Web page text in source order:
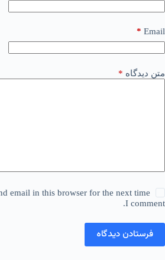
Email
*
متن دیدگاه *
email in this browser for the next time
I comment.
فرستادن دیدگاه